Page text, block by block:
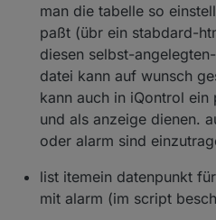
man die tabelle so
paßt (übr ein stabdard-
diesen selbst-
datei kann auf wunsch
kann auch in iQontrol
und als anzeige dienen.
oder alarm sind
list itemein datenpunkt
mit alarm (im script